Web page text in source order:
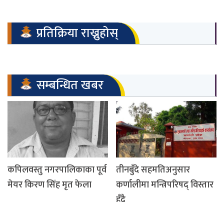
प्रतिक्रिया राख्नुहोस्
सम्बन्धित खबर
कपिलवस्तु नगरपालिकाका पूर्व
मेयर किरण सिंह मृत फेला
तीनबुँदे सहमतिअनुसार
कर्णालीमा मन्त्रिपरिषद् विस्तार